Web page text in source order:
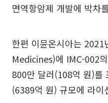
면역항암제 개발에 박차
한편 이뮨온시아는
Medicines)에 IMC-002
800만 달러(108억 원)를
(6389억 원) 규모에 라이